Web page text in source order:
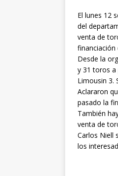
El lunes 12
del
venta de
financiación
Desde la
y 31 toros a
Limousin 3.
Aclararon
pasado la
También
venta de
Carlos Niell
los